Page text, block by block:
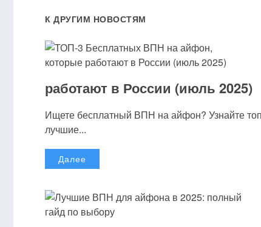
Комментарий
Имя *
К ДРУГИМ НОВОСТЯМ
работают в России (июль 2025)
Ищете бесплатный ВПН на айфон? Узнайте
лучшие...
Далее